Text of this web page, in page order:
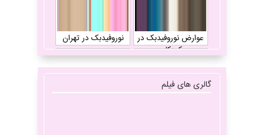
عوارض نوروفیدبک در
کودکان
نوروفیدبک در تهران
گالری های فیلم